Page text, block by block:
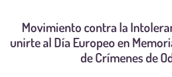
Movimiento contra la
unirte al Día Europeo en
de Crímenes de